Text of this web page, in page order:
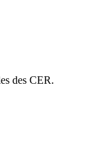
des CER.